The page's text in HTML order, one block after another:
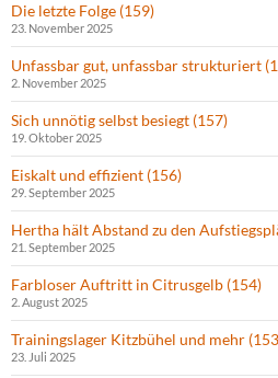
Die letzte Folge (159)
23. November 2025
Unfassbar gut, unfassbar strukturiert
2. November 2025
Sich unnötig selbst besiegt (157)
19. Oktober 2025
Eiskalt und effizient (156)
29. September 2025
Hertha hält Abstand zu den
21. September 2025
Farbloser Auftritt in Citrusgelb (154)
2. August 2025
Trainingslager Kitzbühel und mehr
23. Juli 2025